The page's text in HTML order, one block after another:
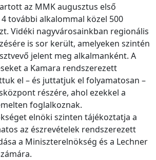
az MMK augusztus első
további alkalommal közel 500
Vidéki nagyvárosainkban regionális
is sor került, amelyeken szintén
jelent meg alkalmanként. A
a Kamara rendszerezett
el – és juttatjuk el folyamatosan –
részére, ahol ezekkel a
foglalkoznak.
elnöki szinten tájékoztatja a
az észrevételek rendszerezett
a Miniszterelnökség és a Lechner